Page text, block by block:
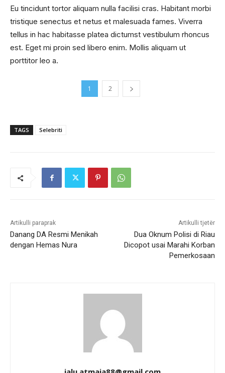
Eu tincidunt tortor aliquam nulla facilisi cras. Habitant morbi
tristique senectus et netus et malesuada fames. Viverra
tellus in hac habitasse platea dictumst vestibulum rhoncus
est. Eget mi proin sed libero enim. Mollis aliquam ut
porttitor leo a.
1 2
TAGS Selebriti
Artikulli paraprak
Danang DA Resmi Menikah
dengan Hemas Nura
Artikulli tjetër
Dua Oknum Polisi di Riau
Dicopot usai Marahi Korban
Pemerkosaan